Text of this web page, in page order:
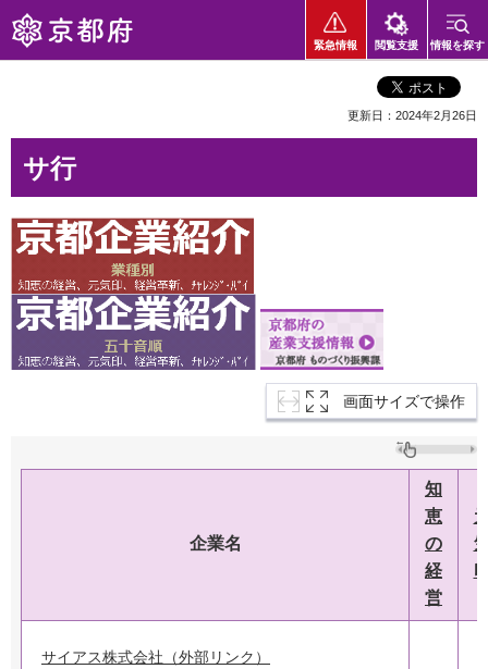
京都府
緊急情報 閲覧支援 情報を探す
更新日：2024年2月26日
サ行
画面サイズで操作
企業名
知
恵
の
経
営
サイアス株式会社（外部リンク）